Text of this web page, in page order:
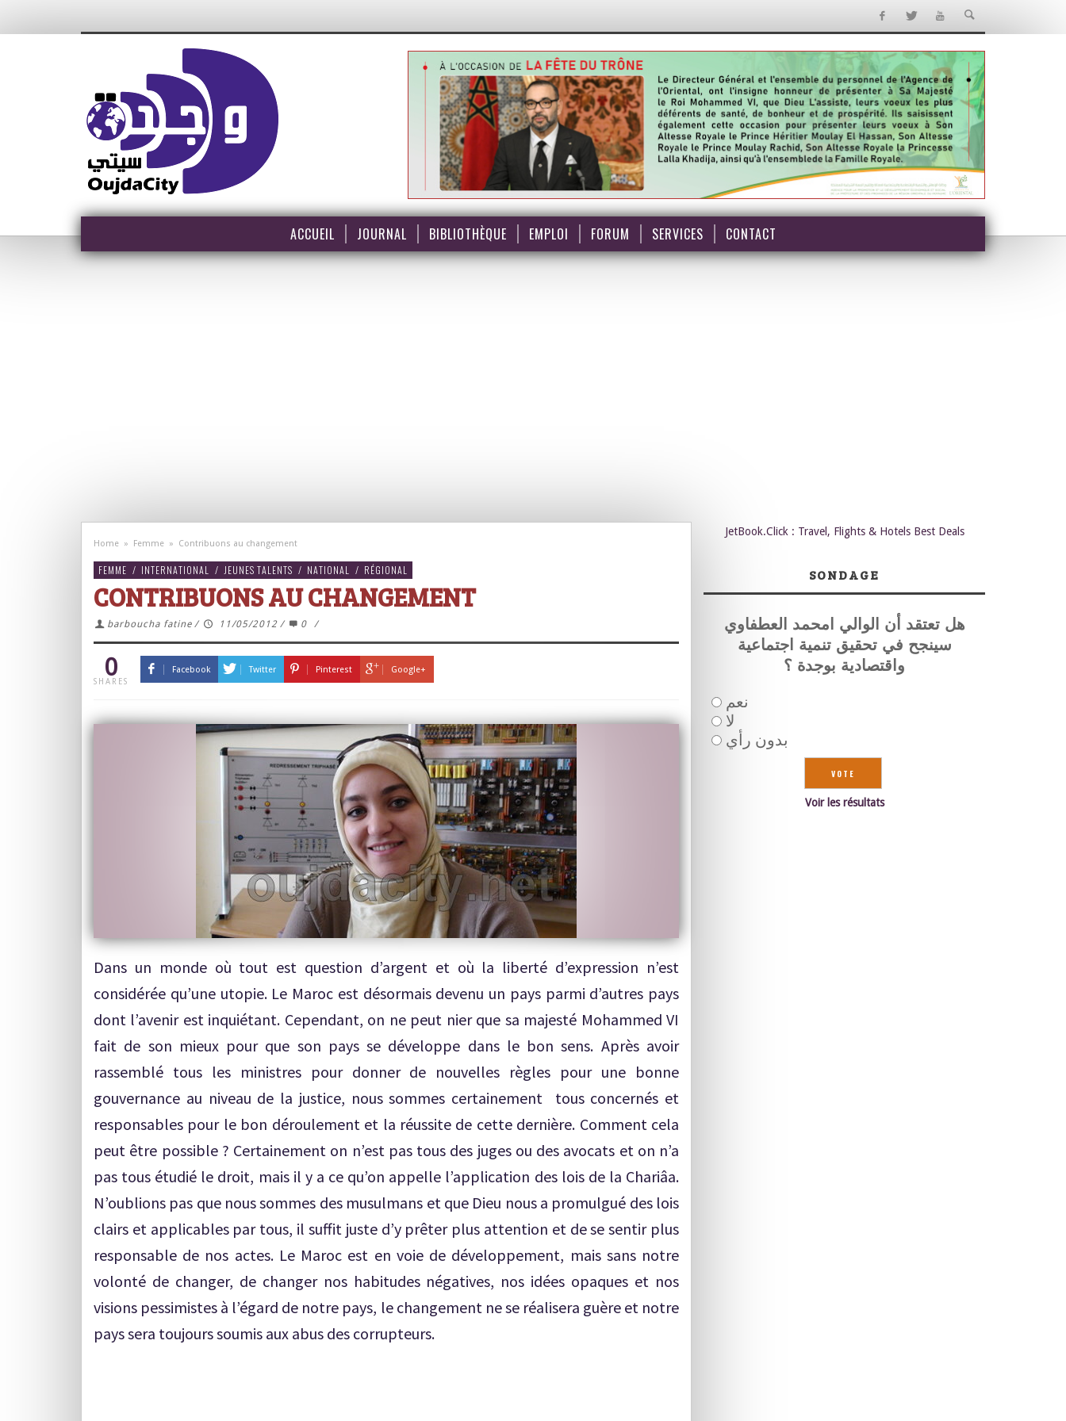
ACCUEIL JOURNAL BIBLIOTHÈQUE EMPLOI FORUM SERVICES CONTACT
Home » Femme » Contribuons au changement
FEMME / INTERNATIONAL / JEUNES TALENTS / NATIONAL / RÉGIONAL
CONTRIBUONS AU CHANGEMENT
barboucha fatine / 11/05/2012 / 0 /
0
SHARES
Facebook Twitter Pinterest Google+
Dans un monde où tout est question d’argent et où la liberté d’expression n’est
considérée qu’une utopie. Le Maroc est désormais devenu un pays parmi d’autres pays
dont l’avenir est inquiétant. Cependant, on ne peut nier que sa majesté Mohammed VI
fait de son mieux pour que son pays se développe dans le bon sens. Après avoir
rassemblé tous les ministres pour donner de nouvelles règles pour une bonne
gouvernance au niveau de la justice, nous sommes certainement tous concernés et
responsables pour le bon déroulement et la réussite de cette dernière. Comment cela
peut être possible ? Certainement on n’est pas tous des juges ou des avocats et on n’a
pas tous étudié le droit, mais il y a ce qu’on appelle l’application des lois de la Chariâa.
N’oublions pas que nous sommes des musulmans et que Dieu nous a promulgué des lois
clairs et applicables par tous, il suffit juste d’y prêter plus attention et de se sentir plus
responsable de nos actes. Le Maroc est en voie de développement, mais sans notre
volonté de changer, de changer nos habitudes négatives, nos idées opaques et nos
visions pessimistes à l’égard de notre pays, le changement ne se réalisera guère et notre
pays sera toujours soumis aux abus des corrupteurs.
JetBook.Click : Travel, Flights & Hotels Best Deals
SONDAGE
هل تعتقد أن الوالي امحمد العطفاوي
سينجح في تحقيق تنمية اجتماعية
واقتصادية بوجدة ؟
نعم
لا
بدون رأي
Voir les résultats